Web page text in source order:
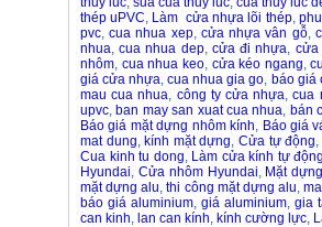
thép uPVC, Làm cửa nhựa lõi thép,
pvc,cua nhua xep, cửa nhựa vân gỗ,
nhua,cua nhua dep, cửa đi nhựa, cửa
nhôm, cua nhua keo, cửa kéo ngang,
giá cửa nhựa,cua nhua gia go, báo giá
mau cua nhua, công ty cửa nhựa,cua
upvc, ban may san xuat cua nhua, bán
Báo giá mặt dựng nhôm kính, Báo giá
mat dung, kính mặt dựng,Cửa tự động,
Cua kinh tu dong, Làm cửa kính tự
Hyundai, Cửa nhôm Hyundai, Mặt
mặt dựng alu,thi công mặt dựng alu,
báo giá aluminium,giá aluminium,gia
can kinh, lan can kính, kính cường lực,